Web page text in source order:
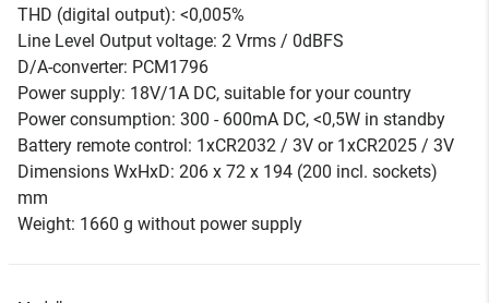
THD (digital output): <0,005%
Line Level Output voltage: 2 Vrms / 0dBFS
D/A-converter: PCM1796
Power supply: 18V/1A DC, suitable for your country
Power consumption: 300 - 600mA DC, <0,5W in standby
Battery remote control: 1xCR2032 / 3V or 1xCR2025 / 3V
Dimensions WxHxD: 206 x 72 x 194 (200 incl. sockets)
mm
Weight: 1660 g without power supply